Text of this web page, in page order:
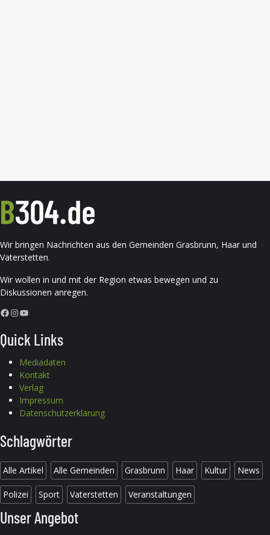
Wir bringen Nachrichten aus den Gemeinden Grasbrunn, Haar und
Vaterstetten.
Wir wollen in und mit der Region etwas bewegen und zu
Diskussionen anregen.
Facebook InstagramYouTube
Quick Links
Mediadaten
Kontakt
Verlag
Impressum
Datenschutzerklärung
Schlagwörter
Alle Artikel Alle Gemeinden Grasbrunn Haar Kultur News
Polizei Sport Vaterstetten Veranstaltungen
Unser Angebot